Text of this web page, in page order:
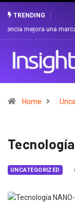
TRENDING
Gabriela Herrera y el
Home
UNCATEGORIZED